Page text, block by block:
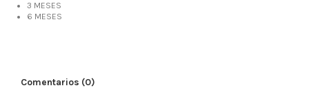
3 MESES
6 MESES
Comentarios (0)